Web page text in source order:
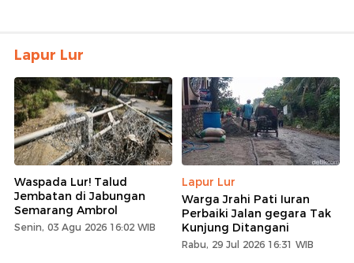
Lapur Lur
Waspada Lur! Talud
Jembatan di Jabungan
Semarang Ambrol
Senin, 03 Agu 2026 16:02 WIB
Lapur Lur
Warga Jrahi Pati Iuran
Perbaiki Jalan gegara Tak
Kunjung Ditangani
Rabu, 29 Jul 2026 16:31 WIB